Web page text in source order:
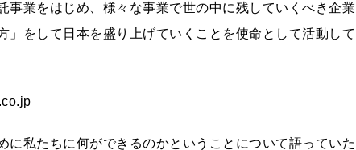
事業をはじめ、様々な事業で世の中に残していくべき企業
をして日本を盛り上げていくことを使命として活動して
私たちに何ができるのかということについて語っていた